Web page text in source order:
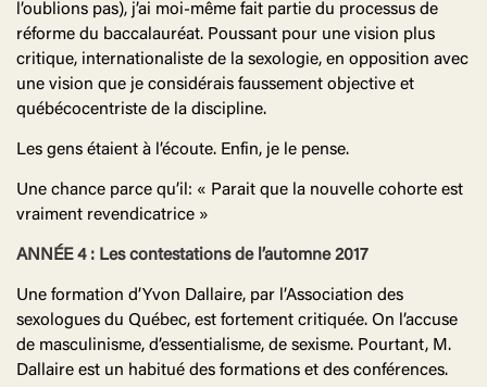
l’oublions pas), j’ai moi-même fait partie du processus de
réforme du baccalauréat. Poussant pour une vision plus
critique, internationaliste de la sexologie, en opposition avec
une vision que je considérais faussement objective et
québécocentriste de la discipline.
Les gens étaient à l’écoute. Enfin, je le pense.
Une chance parce qu’il: « Parait que la nouvelle cohorte est
vraiment revendicatrice »
ANNÉE 4 : Les contestations de l’automne 2017
Une formation d’Yvon Dallaire, par l’Association des
sexologues du Québec, est fortement critiquée. On l’accuse
de masculinisme, d’essentialisme, de sexisme. Pourtant, M.
Dallaire est un habitué des formations et des conférences.